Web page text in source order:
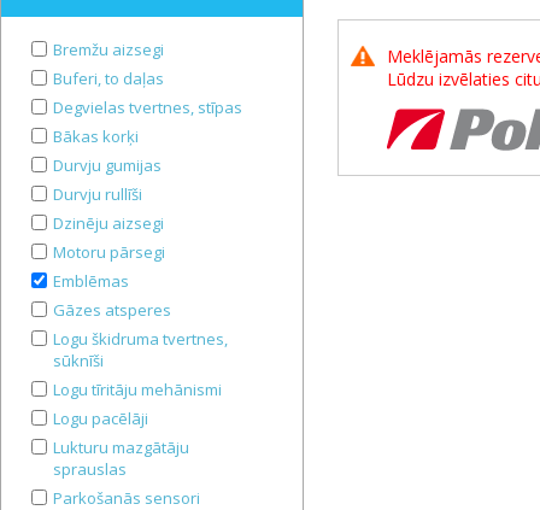
Bremžu aizsegi
Buferi, to daļas
Degvielas tvertnes, stīpas
Bākas korķi
Durvju gumijas
Durvju rullīši
Dzinēju aizsegi
Motoru pārsegi
Emblēmas
Gāzes atsperes
Logu škidruma tvertnes,
sūknīši
Logu tīritāju mehānismi
Logu pacēlāji
Lukturu mazgātāju
sprauslas
Parkošanās sensori
Meklējamās
Lūdzu izvēlaties